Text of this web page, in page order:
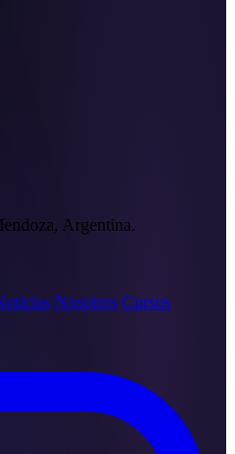
Argentina.
Nosotros Cursos